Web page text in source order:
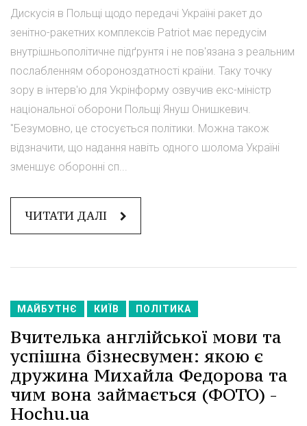
Дискусія в Польщі щодо передачі Україні ракет до
зенітно-ракетних комплексів Patriot має передусім
внутрішньополітичне підґрунтя і не пов'язана з реальним
послабленням обороноздатності країни. Таку точку
зору в інтерв'ю для Укрінформу озвучив екс-міністр
національної оборони Польщі Януш Онишкевич.
"Безумовно, це стосується політики. Можна також
відзначити, що надання навіть одного шолома Україні
зменшує оборонні сп...
ЧИТАТИ ДАЛІ
МАЙБУТНЄ КИЇВ ПОЛІТИКА
Вчителька англійської мови та
успішна бізнесвумен: якою є
дружина Михайла Федорова та
чим вона займається (ФОТО) -
Hochu.ua